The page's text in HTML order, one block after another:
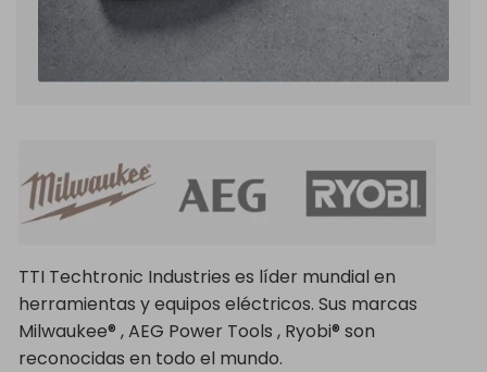
TTI Techtronic Industries es líder mundial en
herramientas y equipos eléctricos. Sus marcas
Milwaukee® , AEG Power Tools , Ryobi® son
reconocidas en todo el mundo.